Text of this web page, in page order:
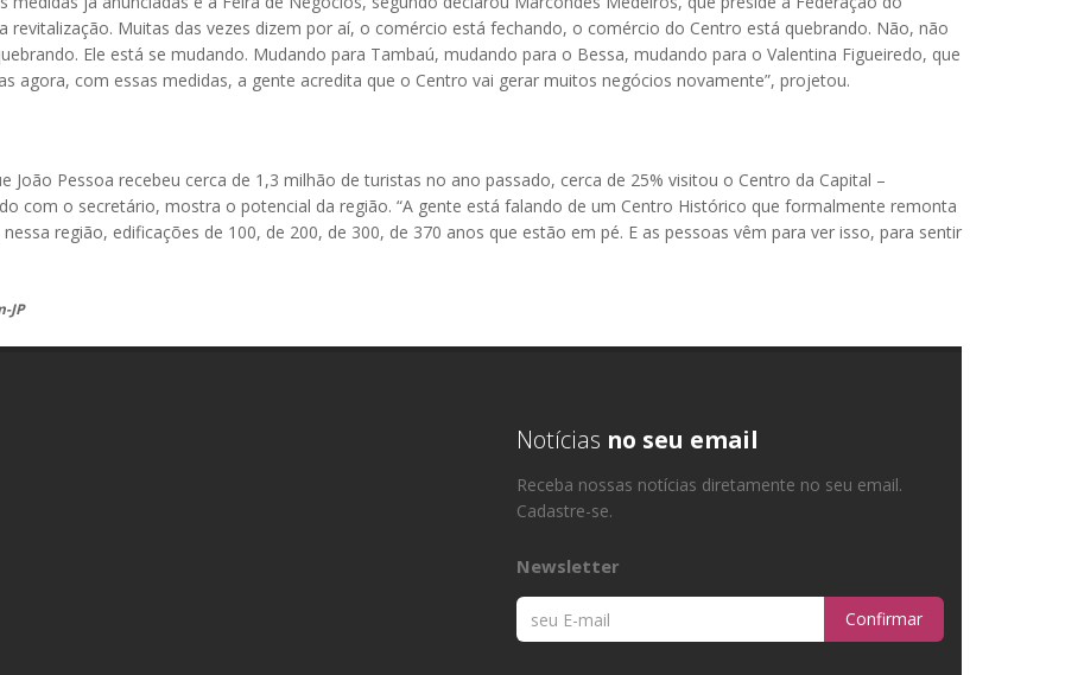
revitalização. Muitas das vezes dizem por aí, o comércio está fechando, o comércio do Centro está quebrando. Não, não
Ele está se mudando. Mudando para Tambaú, mudando para o Bessa, mudando para o Valentina Figueiredo, que
agora, com essas medidas, a gente acredita que o Centro vai gerar muitos negócios novamente”, projetou.
João Pessoa recebeu cerca de 1,3 milhão de turistas no ano passado, cerca de 25% visitou o Centro da Capital –
com o secretário, mostra o potencial da região. “A gente está falando de um Centro Histórico que formalmente remonta
região, edificações de 100, de 200, de 300, de 370 anos que estão em pé. E as pessoas vêm para ver isso, para sentir
JP
Notícias no seu email
Receba nossas notícias diretamente no seu email.
Cadastre-se.
Newsletter
Confirmar